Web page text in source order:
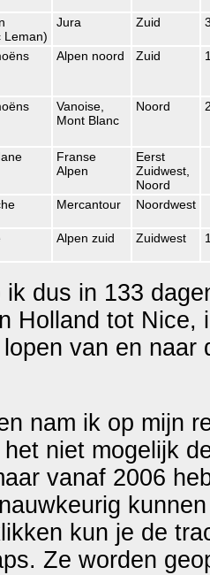
Leman)
Jura Zuid
Alpen noord Zuid
Vanoise,
Mont Blanc
Noord
Franse
Alpen
Eerst
Zuidwest,
Noord
Mercantour Noordwest
Alpen zuid Zuidwest
ik dus in 133
Holland tot Nice,
van en naar
nam ik op mijn
niet mogelijk
vanaf 2006
kun je de
Ze worden